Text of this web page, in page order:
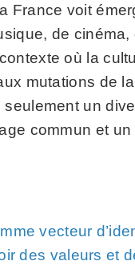
France voit
de
où la
mutations de
un
commun et
vecteur
des valeurs et